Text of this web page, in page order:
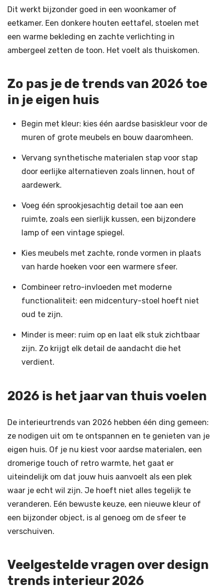
Dit werkt bijzonder goed in een woonkamer of
eetkamer. Een donkere houten eettafel, stoelen met
een warme bekleding en zachte verlichting in
ambergeel zetten de toon. Het voelt als thuiskomen.
Zo pas je de trends van 2026 toe
in je eigen huis
Begin met kleur: kies één aardse basiskleur voor de
muren of grote meubels en bouw daaromheen.
Vervang synthetische materialen stap voor stap
door eerlijke alternatieven zoals linnen, hout of
aardewerk.
Voeg één sprookjesachtig detail toe aan een
ruimte, zoals een sierlijk kussen, een bijzondere
lamp of een vintage spiegel.
Kies meubels met zachte, ronde vormen in plaats
van harde hoeken voor een warmere sfeer.
Combineer retro-invloeden met moderne
functionaliteit: een midcentury-stoel hoeft niet
oud te zijn.
Minder is meer: ruim op en laat elk stuk zichtbaar
zijn. Zo krijgt elk detail de aandacht die het
verdient.
2026 is het jaar van thuis voelen
De interieurtrends van 2026 hebben één ding gemeen:
ze nodigen uit om te ontspannen en te genieten van je
eigen huis. Of je nu kiest voor aardse materialen, een
dromerige touch of retro warmte, het gaat er
uiteindelijk om dat jouw huis aanvoelt als een plek
waar je echt wil zijn. Je hoeft niet alles tegelijk te
veranderen. Eén bewuste keuze, een nieuwe kleur of
een bijzonder object, is al genoeg om de sfeer te
verschuiven.
Veelgestelde vragen over design
trends interieur 2026